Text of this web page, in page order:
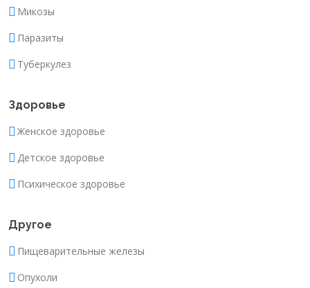
Микозы
Паразиты
Туберкулез
Здоровье
Женское здоровье
Детское здоровье
Психическое здоровье
Другое
Пищеварительные железы
Опухоли